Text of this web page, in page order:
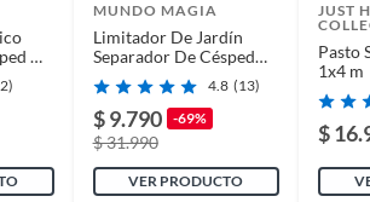
De
MUNDO MAGIA
Limitador De Jardín
Separador De Césped
Burlete 10m
4.8 (13)
$ 9.790 -69%
$ 31.990
VER PRODUCTO
JUST
Pasto
1x4 m
$